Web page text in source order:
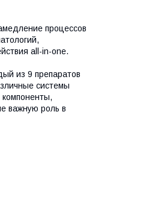
процессов
all-in-one.
из 9 препаратов
системы
компоненты,
важную роль в